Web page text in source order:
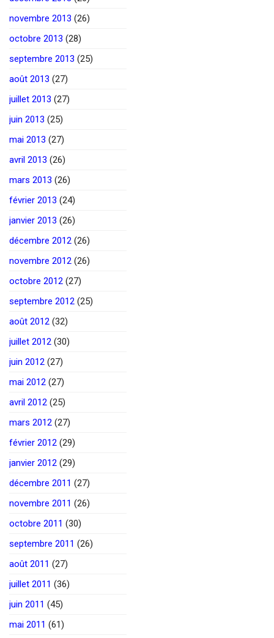
novembre 2013 (26)
octobre 2013 (28)
septembre 2013 (25)
août 2013 (27)
juillet 2013 (27)
juin 2013 (25)
mai 2013 (27)
avril 2013 (26)
mars 2013 (26)
février 2013 (24)
janvier 2013 (26)
décembre 2012 (26)
novembre 2012 (26)
octobre 2012 (27)
septembre 2012 (25)
août 2012 (32)
juillet 2012 (30)
juin 2012 (27)
mai 2012 (27)
avril 2012 (25)
mars 2012 (27)
février 2012 (29)
janvier 2012 (29)
décembre 2011 (27)
novembre 2011 (26)
octobre 2011 (30)
septembre 2011 (26)
août 2011 (27)
juillet 2011 (36)
juin 2011 (45)
mai 2011 (61)